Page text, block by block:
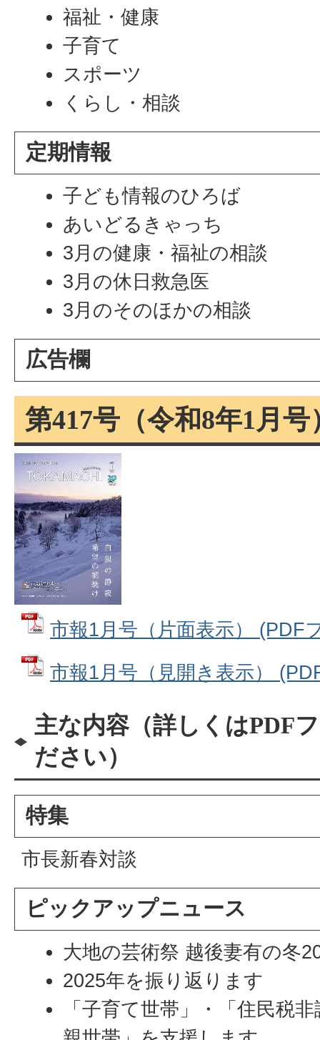
福祉・健康
子育て
スポーツ
くらし・相談
定期情報
子ども情報のひろば
あいどるきゃっち
3月の健康・福祉の相談
3月の休日救急医
3月のそのほかの相談
広告欄
第417号（令和8年1月号
市報1月号（片面表示） (PDF
市報1月号（見開き表示）
主な内容（詳しくはPDF
ださい）
特集
市長新春対談
ピックアップニュース
大地の芸術祭 越後妻有の冬
2025年を振り返ります
「子育て世帯」・「住民税